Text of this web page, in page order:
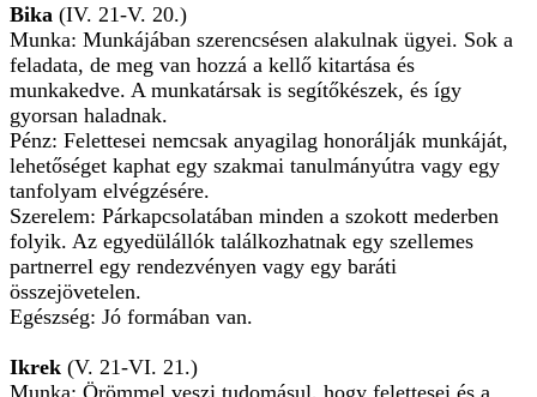
Bika (IV. 21-V. 20.)
Munka: Munkájában szerencsésen alakulnak ügyei. Sok a
feladata, de meg van hozzá a kellő kitartása és
munkakedve. A munkatársak is segítőkészek, és így
gyorsan haladnak.
Pénz: Felettesei nemcsak anyagilag honorálják munkáját,
lehetőséget kaphat egy szakmai tanulmányútra vagy egy
tanfolyam elvégzésére.
Szerelem: Párkapcsolatában minden a szokott mederben
folyik. Az egyedülállók találkozhatnak egy szellemes
partnerrel egy rendezvényen vagy egy baráti
összejövetelen.
Egészség: Jó formában van.
Ikrek (V. 21-VI. 21.)
Munka: Örömmel veszi tudomásul, hogy felettesei és a